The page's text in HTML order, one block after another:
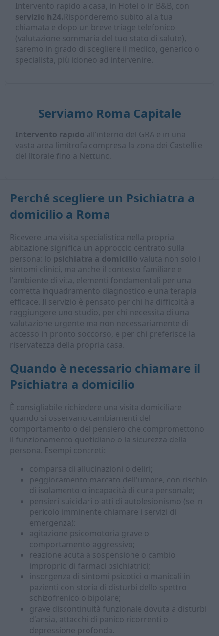
Intervento rapido a casa, in Hotel o in B&B, con
servizio h24.Risponderemo subito alla tua
chiamata e dopo un breve triage telefonico
(valutazione sommaria del tuo stato di salute),
saremo in grado di scegliere il medico, generico o
specialista, più idoneo ad intervenire.
Serviamo Roma Capitale
Intervento rapido all’interno del GRA e in una
vasta area limitrofa compresa la zona dei Castelli e
del litorale fino a Nettuno.
Perché scegliere un Psichiatra a
domicilio a Roma
Ricevere una visita specialistica nella propria
abitazione significa un approccio centrato sulla
persona: lo psichiatra a domicilio valuta non solo i
sintomi clinici, ma anche il contesto familiare e
l'ambiente di vita, elementi fondamentali per una
corretta inquadramento diagnostico e una terapia
efficace. Il servizio è pensato per chi ha difficoltà a
raggiungere uno studio, per chi necessita di una
valutazione urgente ma non necessariamente di
accesso in pronto soccorso, e per chi preferisce la
riservatezza della propria casa.
Quando è necessario chiamare il
Psichiatra a domicilio
È consigliabile richiedere una visita domiciliare
quando si osservano cambiamenti del
comportamento o del pensiero che compromettono
il funzionamento quotidiano o la sicurezza della
persona. Esempi concreti:
comparsa di allucinazioni o deliri;
peggioramento marcato dell'umore, con rischio
di isolamento o incapacità di cura personale;
pensieri suicidari o atti di autolesionismo (se in
pericolo imminente chiamare i servizi di
emergenza);
agitazione psicomotoria grave o
comportamento aggressivo;
reazione acuta a sospensione o cambio
improprio di farmaci psichiatrici;
insorgenza di sintomi psicotici o manicali in
pazienti con storia di disturbi dello spettro
schizofrenico o bipolare;
grave discontinuità funzionale dovuta a disturbi
d'ansia, attacchi di panico ricorrenti o
depressione profonda.